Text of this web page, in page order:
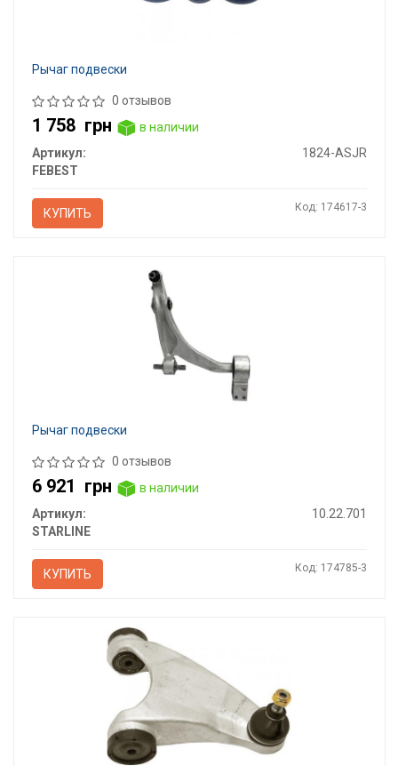
Рычаг подвески
0 отзывов
1 758 грн
в наличии
Артикул:
1824-ASJR
FEBEST
КУПИТЬ Код: 174617-3
Рычаг подвески
0 отзывов
6 921 грн
в наличии
Артикул:
10.22.701
STARLINE
КУПИТЬ Код: 174785-3